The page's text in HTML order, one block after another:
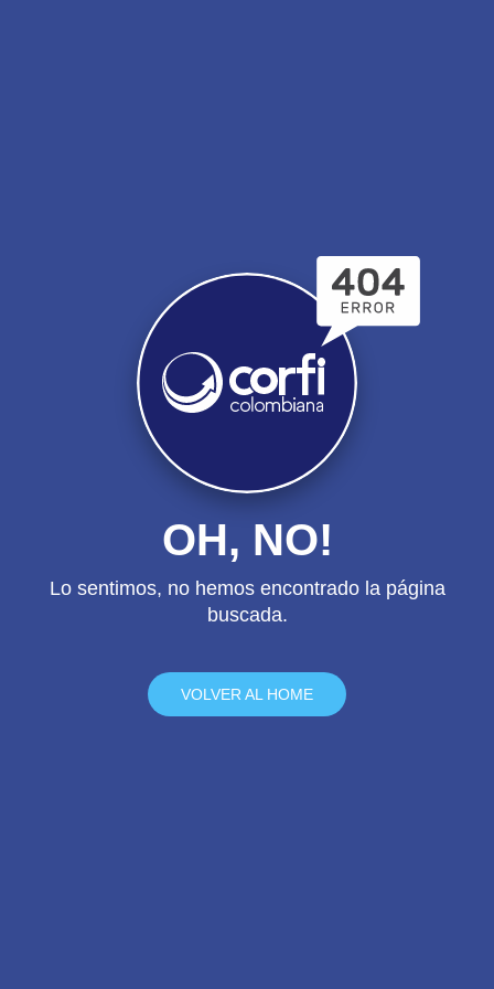
OH, NO!
Lo sentimos, no hemos encontrado la página
buscada.
VOLVER AL HOME